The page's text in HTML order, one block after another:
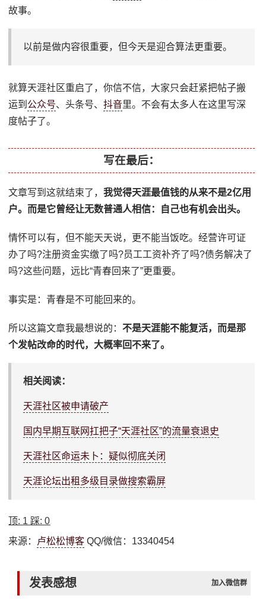
故事。
以前是做内容很重要，但今天是迎合算法更重要。
就算天涯社区重启了，你信不信，大家只会赶紧把帖子搬
运到 公众号、头条号、抖音里。不会有太多人在这里写深
度帖子了。
写在最后：
文章写到这就结束了，我觉得天涯最值钱的从来不是2亿用
户。而是它曾经让无数普通人相信：自己也有机会出头。
情怀可以有，但不能天天说，更不能当饭吃。经营许可证
办了吗?注册资金实缴了吗?员工工资补齐了吗?债务解决了
吗?这些问题，远比“青春回来了”更重要。
事实是：青春是不可能回来的。
所以这篇文章我最想说的：不是天涯能不能复活，而是那
个发帖改命的时代，大概率回不来了。
相关阅读：
天涯社区被申请破产
国内早期互联网扛把子“天涯社区”的流量衰退史
天涯社区命运未卜：疑似彻底关闭
天涯论坛出租多级目录做搜索霸屏
顶: 1 踩:0
来源： 卢松松博客 QQ/微信：13340454
发表感想 加入微信群